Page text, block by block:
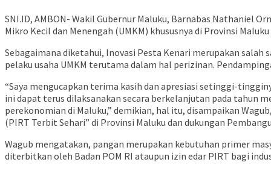
SNI.ID, AMBON- Wakil Gubernur Maluku, Barnabas Nathaniel
Mikro Kecil dan Menengah (UMKM) khususnya di Provinsi
Sebagaimana diketahui, Inovasi Pesta Kenari merupakan
pelaku usaha UMKM terutama dalam hal perizinan.
“Saya mengucapkan terima kasih dan apresiasi setinggi-
ini dapat terus dilaksanakan secara berkelanjutan pada tahun
perekonomian di Maluku,” demikian, hal itu, disampaikan
(PIRT Terbit Sehari” di Provinsi Maluku dan dukungan
Wagub mengatakan, pangan merupakan kebutuhan primer
diterbitkan oleh Badan POM RI ataupun izin edar PIRT bagi